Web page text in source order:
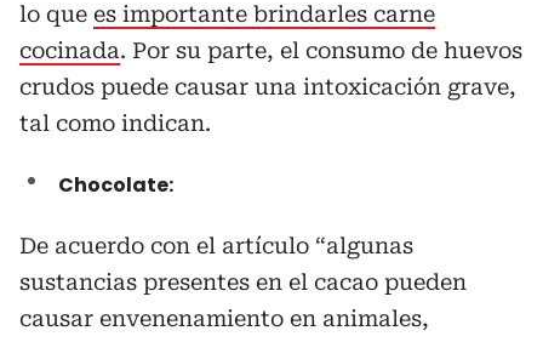
lo que es importante brindarles carne
cocinada. Por su parte, el consumo de huevos
crudos puede causar una intoxicación grave,
tal como indican.
Chocolate:
De acuerdo con el artículo “algunas
sustancias presentes en el cacao pueden
causar envenenamiento en animales,